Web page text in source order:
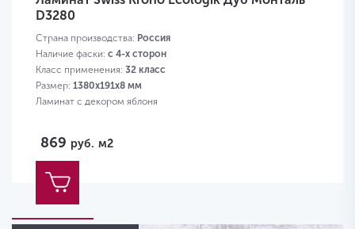
D3280
Страна производства: Россия
Наличие фаски: с 4-х сторон
Класс применения: 32 класс
Размер: 1380х191х8 мм
Ламинат с декором яблоня
869 руб. м2